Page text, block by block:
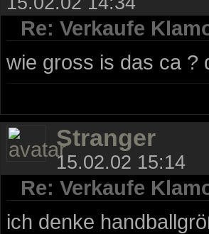
Re: Verkaufe
wie gross is das ca ?
Stranger
15.02.02 15:14
Re: Verkaufe
ich denke